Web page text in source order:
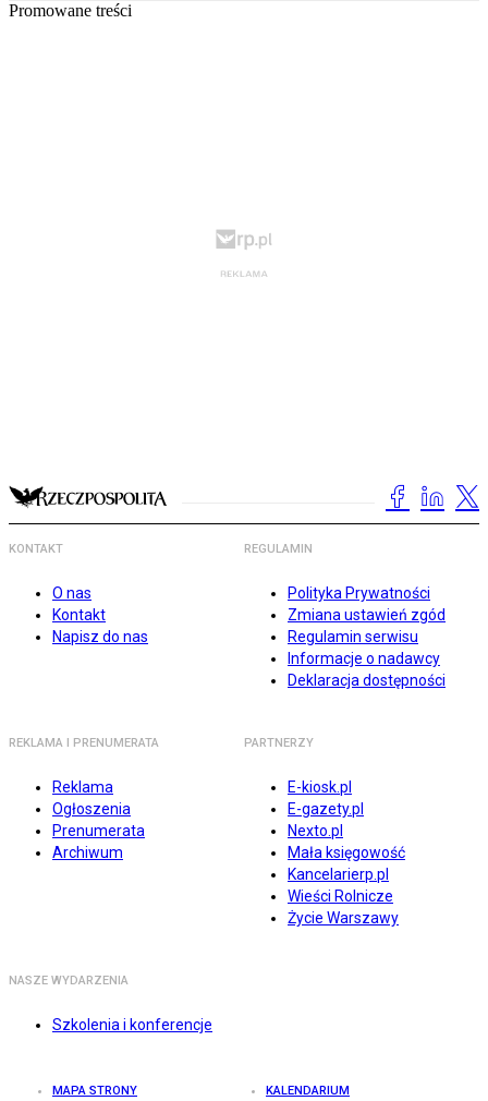
Promowane treści
KONTAKT
O nas
Kontakt
Napisz do nas
REGULAMIN
Polityka Prywatności
Zmiana ustawień zgód
Regulamin serwisu
Informacje o nadawcy
Deklaracja dostępności
REKLAMA I PRENUMERATA
Reklama
Ogłoszenia
Prenumerata
Archiwum
PARTNERZY
E-kiosk.pl
E-gazety.pl
Nexto.pl
Mała księgowość
Kancelarierp.pl
Wieści Rolnicze
Życie Warszawy
NASZE WYDARZENIA
Szkolenia i konferencje
MAPA STRONY KALENDARIUM